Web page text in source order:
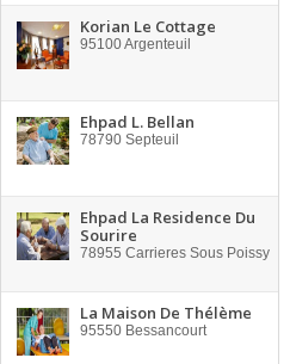
Korian Le Cottage
95100Argenteuil
Ehpad L. Bellan
78790 Septeuil
Ehpad La Residence Du
Sourire
78955 Carrieres Sous Poissy
La Maison De Thélème
95550 Bessancourt